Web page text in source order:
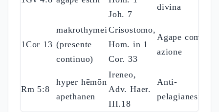
Joh. 7
divina
1Cor 13
makrothymei
(presente
continuo)
Crisostomo,
Hom. in 1
Cor. 33
Agape come
azione
Rm 5:8
hyper hēmōn
apethanen
Ireneo,
Adv. Haer.
III.18
Anti-
pelagianesimo